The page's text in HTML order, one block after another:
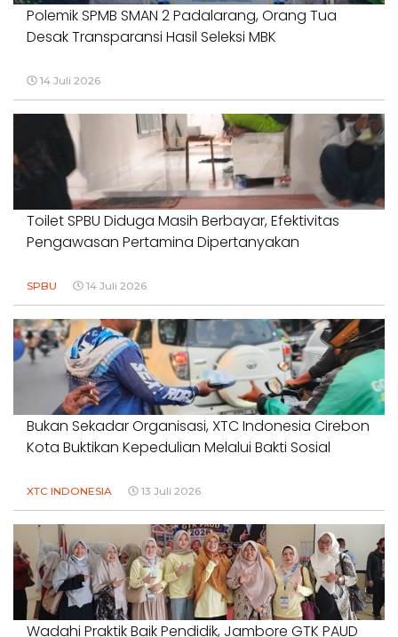
Polemik SPMB SMAN 2 Padalarang, Orang Tua
Desak Transparansi Hasil Seleksi MBK
14 Juli 2026
Toilet SPBU Diduga Masih Berbayar, Efektivitas
Pengawasan Pertamina Dipertanyakan
SPBU 14 Juli 2026
Bukan Sekadar Organisasi, XTC Indonesia Cirebon
Kota Buktikan Kepedulian Melalui Bakti Sosial
XTC INDONESIA 13 Juli 2026
Wadahi Praktik Baik Pendidik, Jambore GTK PAUD